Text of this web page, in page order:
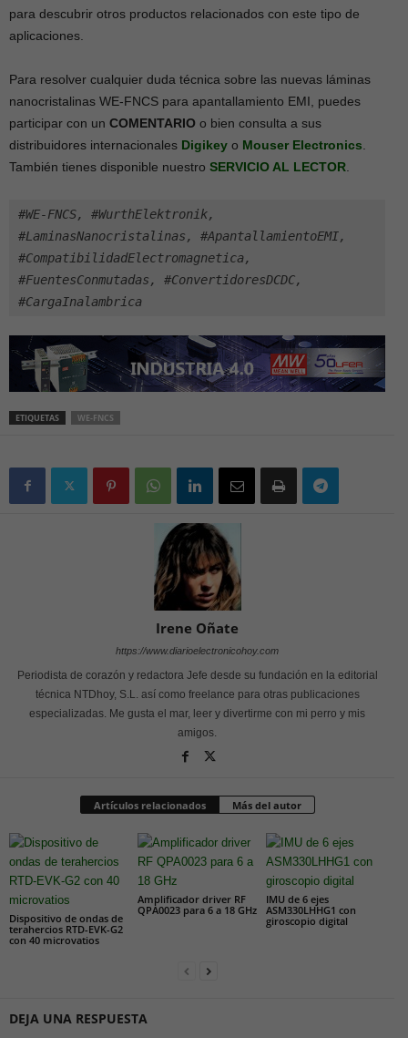
para descubrir otros productos relacionados con este tipo de
aplicaciones.
Para resolver cualquier duda técnica sobre las nuevas láminas
nanocristalinas WE-FNCS para apantallamiento EMI, puedes
participar con un COMENTARIO o bien consulta a sus
distribuidores internacionales Digikey o Mouser Electronics
También tienes disponible nuestro SERVICIO AL LECTOR
#WE-FNCS, #WurthElektronik,
#LaminasNanocristalinas, #ApantallamientoEMI,
#CompatibilidadElectromagnetica,
#FuentesConmutadas, #ConvertidoresDCDC,
#CargaInalambrica
ETIQUETAS WE-FNCS
Irene Oñate
https://www.diarioelectronicohoy.com
Periodista de corazón y redactora Jefe desde su fundación en la editorial
técnica NTDhoy, S.L. así como freelance para otras publicaciones
especializadas. Me gusta el mar, leer y divertirme con mi perro y mis
amigos.
Artículos relacionados Más del autor
Dispositivo de ondas de
terahercios RTD-EVK-G2
con 40 microvatios
Amplificador driver RF
QPA0023 para 6 a 18 GHz
IMU de 6 ejes
ASM330LHHG1 con
giroscopio digital
DEJA UNA RESPUESTA